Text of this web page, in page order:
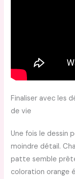
Finaliser avec les
de vie
Une fois le dessin
moindre détail.
patte semble
coloration orange